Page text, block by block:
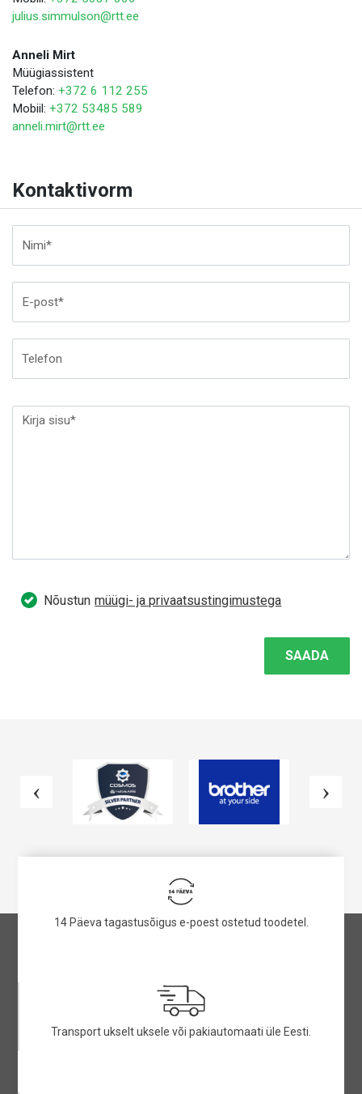
julius.simmulson@rtt.ee
Anneli Mirt
Müügiassistent
Telefon: +372 6 112 255
Mobiil: +372 53485 589
anneli.mirt@rtt.ee
Kontaktivorm
Nõustun müügi- ja privaatsustingimustega
14 Päeva tagastusõigus e-poest ostetud toodetel.
Transport ukselt uksele või pakiautomaati üle Eesti.